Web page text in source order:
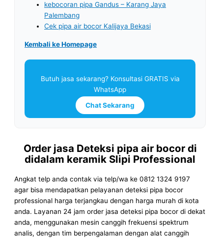
kebocoran pipa Gandus – Karang Jaya
Palembang
Cek pipa air bocor Kalijaya Bekasi
Kembali ke Homepage
Butuh jasa sekarang? Konsultasi GRATIS via
WhatsApp
Chat Sekarang
Order jasa Deteksi pipa air bocor di
didalam keramik Slipi Professional
Angkat telp anda contak via telp/wa ke 0812 1324 9197
agar bisa mendapatkan pelayanan deteksi pipa bocor
professional harga terjangkau dengan harga murah di kota
anda. Layanan 24 jam order jasa deteksi pipa bocor di dekat
anda, menggunakan mesin canggih frekuensi spektrum
analis, dengan tim berpengalaman dengan alat canggih